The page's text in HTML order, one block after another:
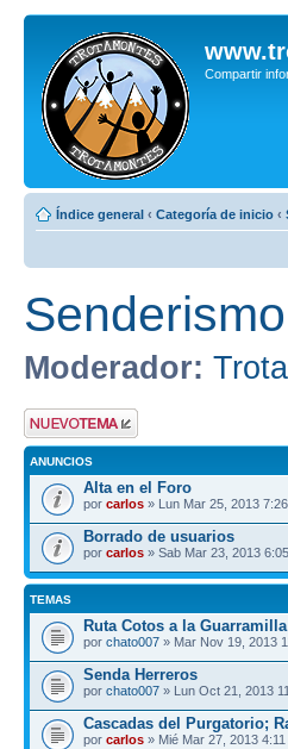
Compartir
Índice general ‹ Categoría de inicio ‹
Senderismo
Moderador:
Publicar un nuevo
tema
ANUNCIOS
Alta en el Foro
por carlos » Lun Mar 25, 2013
Borrado de usuarios
por carlos » Sab Mar 23, 2013
TEMAS
Ruta Cotos a la
por chato007 » Mar Nov 19, 2013
Senda Herreros
por chato007 » Lun Oct 21, 2013
Cascadas del Purgatorio;
por carlos » Mié Mar 27, 2013 4:11